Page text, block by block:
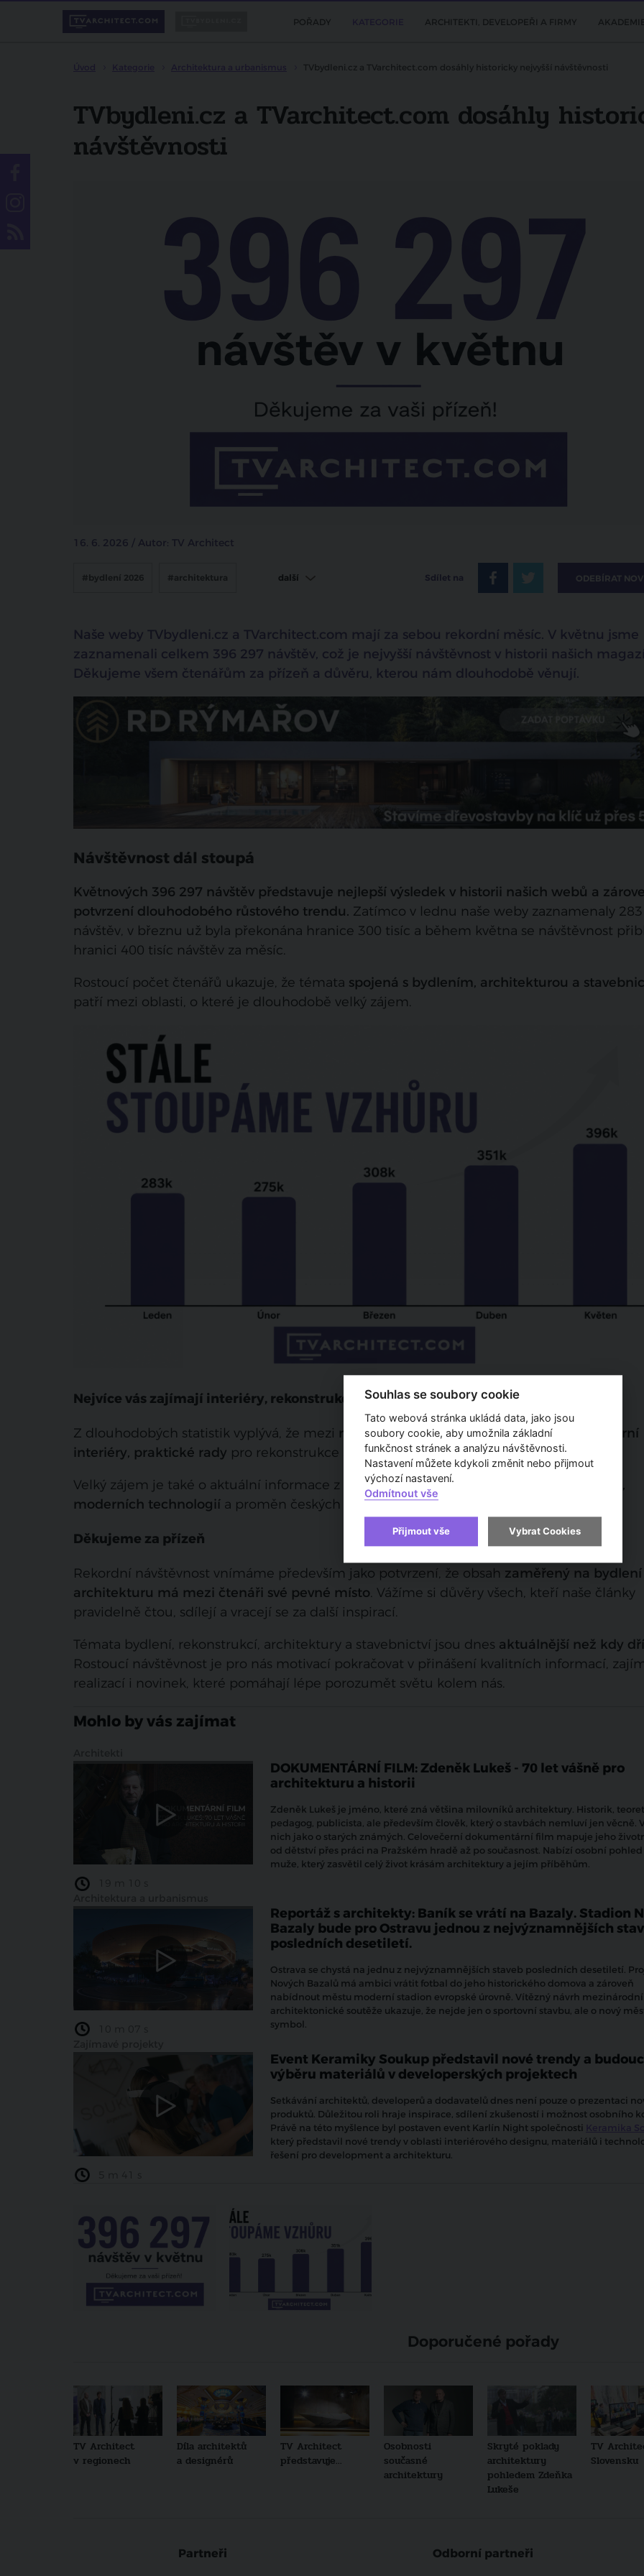
POŘADY ARCHITEKTI, DEVELOPEŘI A FIRMY
TVbydleni.cz a TVarchitect.com dosáhly historicky nejvyšší návštěvnosti
TVbydleni.cz a TVarchitect.com dosáhly
návštěvnosti
16. 6. 2026 / Autor: TV Architect
#bydlení 2026 #architektura další Sdílet na ODEBÍRAT
Naše weby TVbydleni.cz a TVarchitect.com mají za sebou rekordní měsíc. V květnu jsme
zaznamenali celkem 396 297 návštěv, což je nejvyšší návštěvnost v historii našich
Děkujeme všem čtenářům za přízeň a důvěru, kterou nám dlouhodobě věnují.
Návštěvnost dál stoupá
Květnových 396 297 návštěv představuje nejlepší výsledek v historii našich webů a
potvrzení dlouhodobého růstového trendu. Zatímco v lednu naše weby zaznamenaly
návštěv, v březnu už byla překonána hranice 300 tisíc a během května se návštěvnost
hranici 400 tisíc návštěv za měsíc.
Rostoucí počet čtenářů ukazuje, že témata spojená s bydlením, architekturou a
patří mezi oblasti, o které je dlouhodobě velký zájem.
Nejvíce vás zajímají interiéry, rekonstrukce a architektura
Z dlouhodobých statistik vyplývá, že mezi nejčtenější témata patří inspirace pro moderní
interiéry, praktické rady pro rekonstrukce a novinky ze světa architektury.
Velký zájem je také o aktuální informace z oblastidevelopmentu, energetických úspor,
moderních technologií a proměn českých měst a veřejného prostoru.
Děkujeme za přízeň
Rekordní návštěvnost vnímáme především jako potvrzení, že obsah zaměřený na
architekturu má mezi čtenáři své pevné místo. Vážíme si důvěry všech, kteří naše články
pravidelně čtou, sdílejí a vracejí se za další inspirací.
Témata bydlení, rekonstrukcí, architektury a stavebnictví jsou dnes aktuálnější než kdy
Rostoucí návštěvnost je pro nás motivací pokračovat v přinášení kvalitních informací,
realizací i novinek, které pomáhají lépe porozumět světu kolem nás.
Mohlo by vás zajímat
DOKUMENTÁRNÍ FILM: Zdeněk Lukeš - 70 let vášně pro
architekturu a historii
Zdeněk Lukeš je jméno, které zná většina milovníků architektury. Historik,
pedagog, publicista, ale především člověk, který o stavbách nemluví jen věcně.
nich jako o starých známých. Celovečerní dokumentární film mapuje jeho
od dětství přes práci na Pražském hradě až po současnost. Nabízí osobní
muže, který zasvětil celý život krásám architektury a jejím příběhům.
Reportáž s architekty: Baník se vrátí na Bazaly. Stadion
Bazaly bude pro Ostravu jednou z nejvýznamnějších
posledních desetiletí.
Ostrava se chystá na jednu z nejvýznamnějších staveb posledních desetiletí.
Nových Bazalů má ambici vrátit fotbal do jeho historického domova a zároveň
nabídnout městu moderní stadion evropské úrovně. Vítězný návrh mezinárodní
architektonické soutěže ukazuje, že nejde jen o sportovní stavbu, ale o nový
symbol.
Event Keramiky Soukup představil nové trendy a
výběru materiálů v developerských projektech
Setkávání architektů, developerů a dodavatelů dnes není pouze o prezentaci
produktů. Důležitou roli hraje inspirace, sdílení zkušeností i možnost osobního
Právě na této myšlence byl postaven event Karlín Night společnosti
který představil nové trendy v oblasti interiérového designu, materiálů i
řešení pro development a architekturu.
Doporučené pořady
TV Architect
v regionech
Díla architektů
a designérů
TV Architect
představuje...
Osobnosti
současné
architektury
Skryté poklady
architektury
pohledem Zdeňka
Lukeše
TV
Slovensku
Partneři Odborní partneři
Souhlas se soubory cookie
Tato webová stránka ukládá data, jako jsou
soubory cookie, aby umožnila základní
funkčnost stránek a analýzu návštěvnosti.
Nastavení můžete kdykoli změnit nebo přijmout
výchozí nastavení.
Odmítnout vše
Přijmout vše Vybrat Cookies